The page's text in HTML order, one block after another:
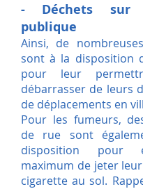
- Déchets
publique
Ainsi, de
sont à la disposition
pour leur
débarrasser de leurs
de déplacements en
Pour les fumeurs,
de rue sont
disposition pour
maximum de jeter
cigarette au sol.